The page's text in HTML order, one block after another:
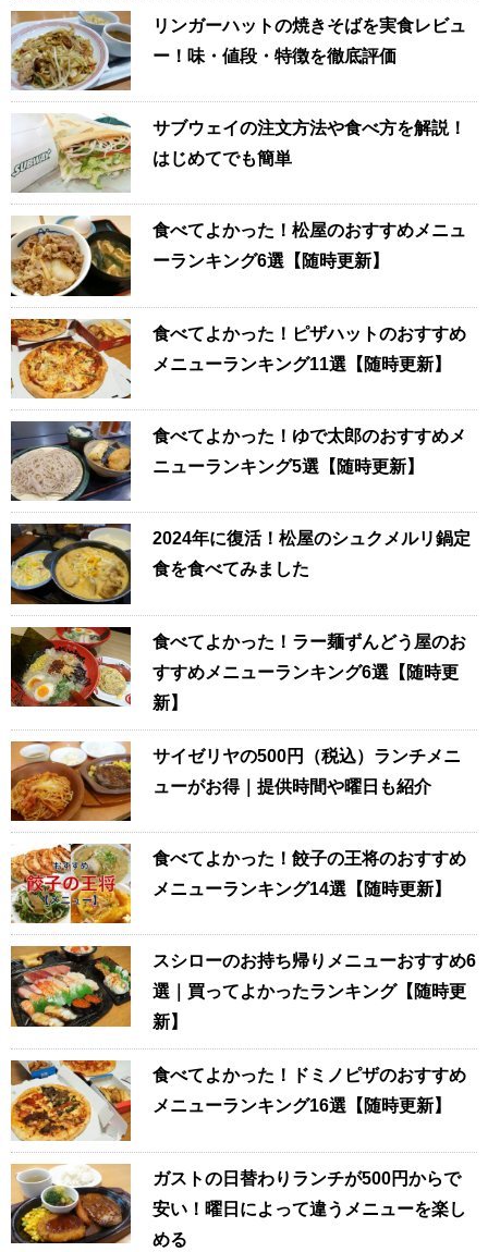
リンガーハットの焼きそばを実食レビュ
ー！味・値段・特徴を徹底評価
サブウェイの注文方法や食べ方を解説！
はじめてでも簡単
食べてよかった！松屋のおすすめメニュ
ーランキング6選【随時更新】
食べてよかった！ピザハットのおすすめ
メニューランキング11選【随時更新】
食べてよかった！ゆで太郎のおすすめメ
ニューランキング5選【随時更新】
2024年に復活！松屋のシュクメルリ鍋定
食を食べてみました
食べてよかった！ラー麺ずんどう屋のお
すすめメニューランキング6選【随時更
新】
サイゼリヤの500円（税込）ランチメニ
ューがお得｜提供時間や曜日も紹介
食べてよかった！餃子の王将のおすすめ
メニューランキング14選【随時更新】
スシローのお持ち帰りメニューおすすめ6
選｜買ってよかったランキング【随時更
新】
食べてよかった！ドミノピザのおすすめ
メニューランキング16選【随時更新】
ガストの日替わりランチが500円からで
安い！曜日によって違うメニューを楽し
める